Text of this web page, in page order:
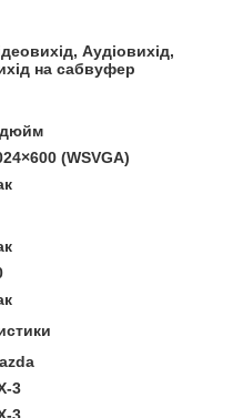
Аудіовихід,
на сабвуфер
(WSVGA)
3